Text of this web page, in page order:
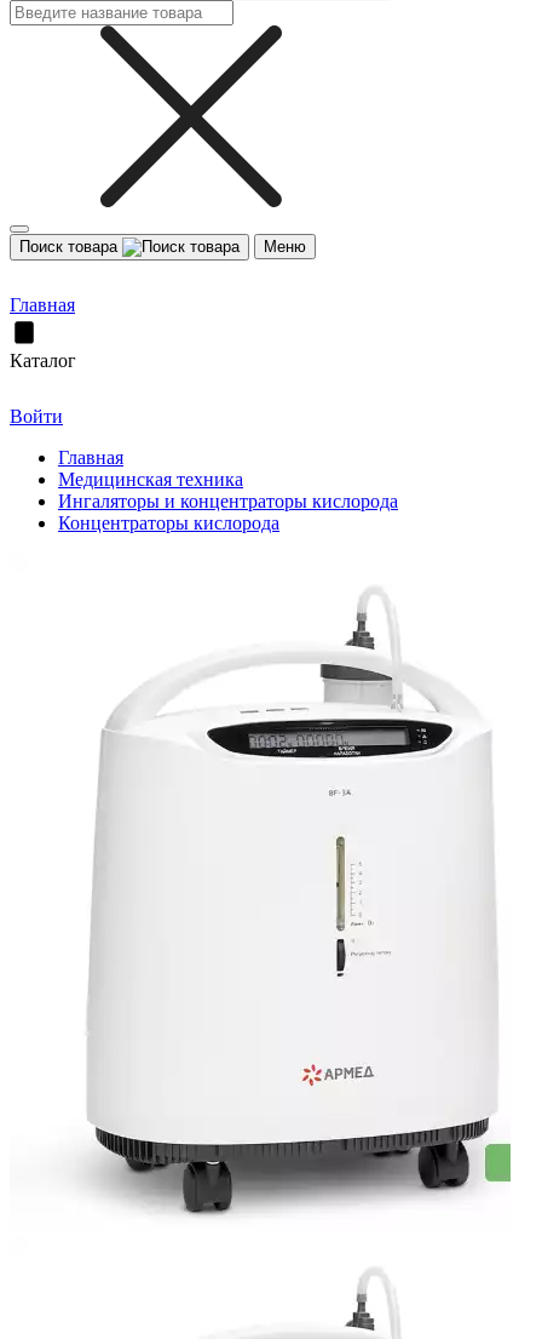
Поиск товара Меню
Главная
Каталог
Войти
Главная
Медицинская техника
Ингаляторы и концентраторы кислорода
Концентраторы кислорода